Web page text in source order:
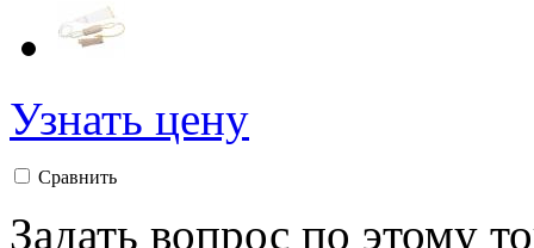
Узнать цену
Сравнить
Задать вопрос по этому